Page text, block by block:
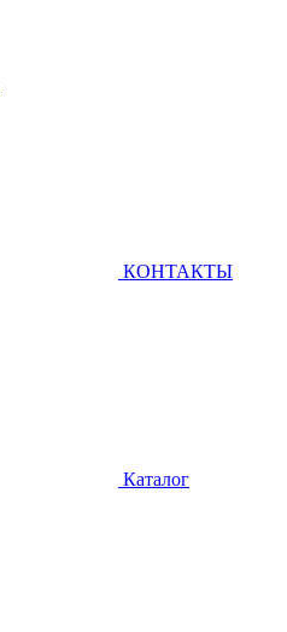
КОНТАКТЫ
Каталог